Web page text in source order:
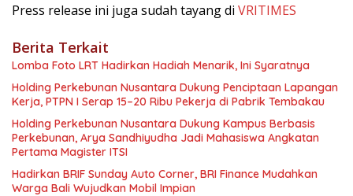
Press release ini juga sudah tayang di VRITIMES
Berita Terkait
Lomba Foto LRT Hadirkan Hadiah Menarik, Ini Syaratnya
Holding Perkebunan Nusantara Dukung Penciptaan Lapangan
Kerja, PTPN I Serap 15–20 Ribu Pekerja di Pabrik Tembakau
Holding Perkebunan Nusantara Dukung Kampus Berbasis
Perkebunan, Arya Sandhiyudha Jadi Mahasiswa Angkatan
Pertama Magister ITSI
Hadirkan BRIF Sunday Auto Corner, BRI Finance Mudahkan
Warga Bali Wujudkan Mobil Impian